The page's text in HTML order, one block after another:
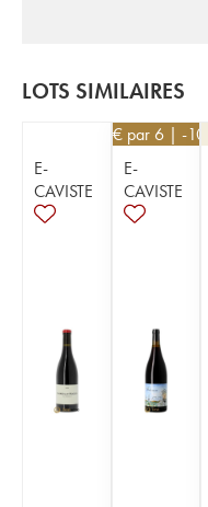
LOTS SIMILAIRES
E-
CAVISTE
45€ par 6 | -10%
E-
CAVISTE